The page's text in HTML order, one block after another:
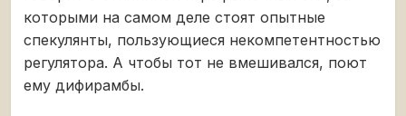
которыми на самом деле стоят опытные
спекулянты, пользующиеся некомпетентностью
регулятора. А чтобы тот не вмешивался, поют
ему дифирамбы.